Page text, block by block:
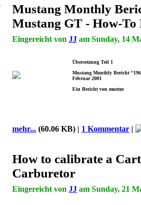
Mustang Monthly
Mustang GT - How-
Eingereicht von JJ am Sunday, 14
Übersetzung Teil 1
Mustang Monthly Bericht
Februar 2001
Ein Bericht von muetze
mehr... (60.06 KB) | 1 Kommentar |
How to calibrate a
Carburetor
Eingereicht von JJ am Sunday, 21